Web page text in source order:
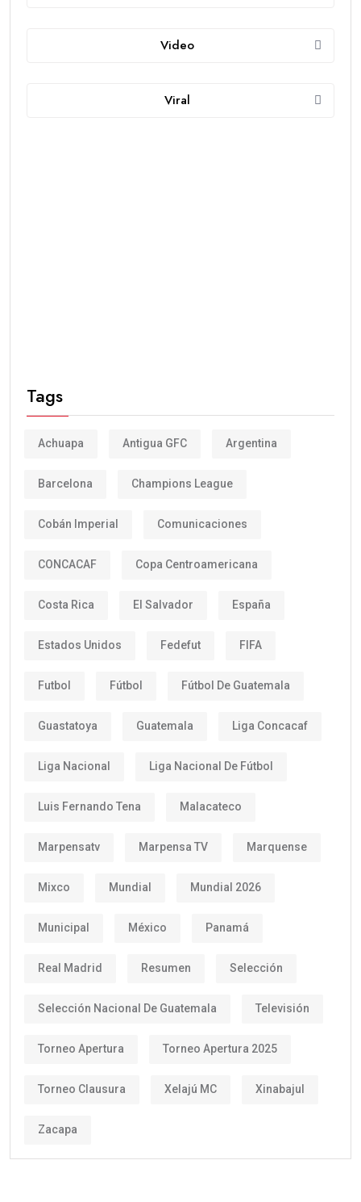
Video
Viral
Tags
Achuapa Antigua GFC Argentina
Barcelona Champions League
Cobán Imperial Comunicaciones
CONCACAF Copa Centroamericana
Costa Rica El Salvador España
Estados Unidos Fedefut FIFA
Futbol Fútbol Fútbol De Guatemala
Guastatoya Guatemala Liga Concacaf
Liga Nacional Liga Nacional De Fútbol
Luis Fernando Tena Malacateco
Marpensatv Marpensa TV Marquense
Mixco Mundial Mundial 2026
Municipal México Panamá
Real Madrid Resumen Selección
Selección Nacional De Guatemala Televisión
Torneo Apertura Torneo Apertura 2025
Torneo Clausura Xelajú MC Xinabajul
Zacapa